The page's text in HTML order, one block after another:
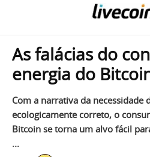
As falácias do
energia do
Com a narrativa da necessidade
ecologicamente correto, o
Bitcoin se torna um alvo fácil
...